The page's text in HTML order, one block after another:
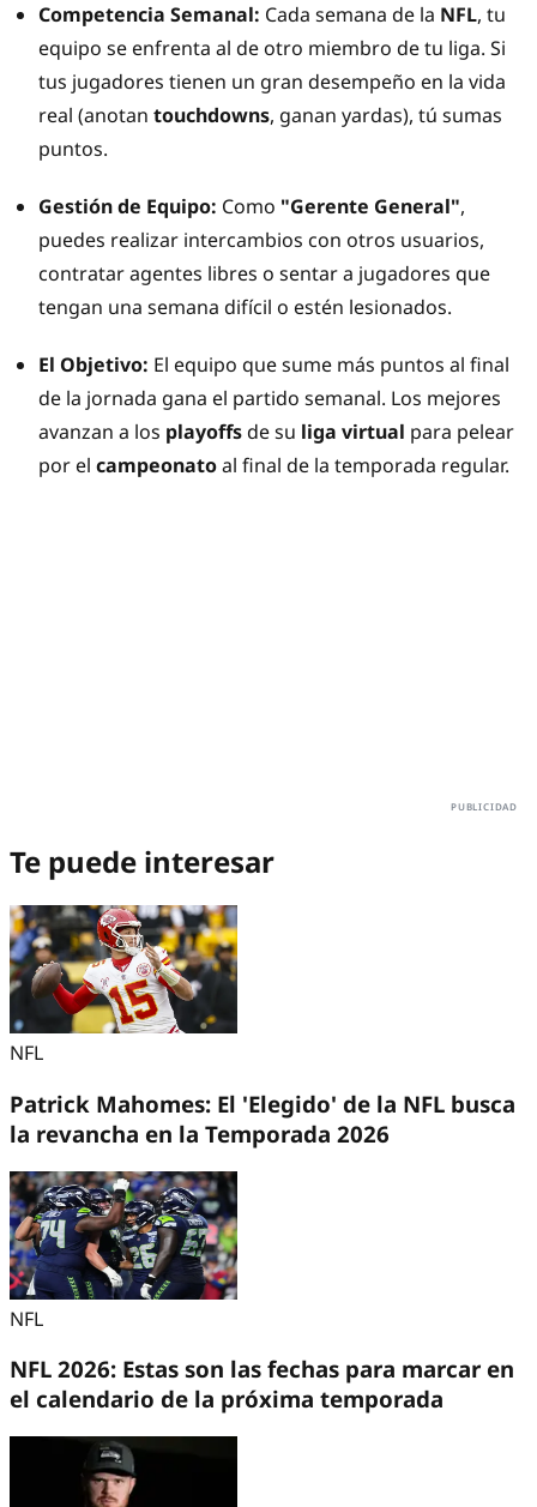
Competencia Semanal: Cada semana de la NFL, tu
equipo se enfrenta al de otro miembro de tu liga. Si
tus jugadores tienen un gran desempeño en la vida
real (anotan touchdowns, ganan yardas), tú sumas
puntos.
Gestión de Equipo: Como "Gerente General",
puedes realizar intercambios con otros usuarios,
contratar agentes libres o sentar a jugadores que
tengan una semana difícil o estén lesionados.
El Objetivo: El equipo que sume más puntos al final
de la jornada gana el partido semanal. Los mejores
avanzan a los playoffsde su liga virtual para pelear
por el campeonatoal final de la temporada regular.
Te puede interesar
NFL
Patrick Mahomes: El 'Elegido' de la NFL busca
la revancha en la Temporada 2026
NFL
NFL 2026: Estas son las fechas para marcar en
el calendario de la próxima temporada